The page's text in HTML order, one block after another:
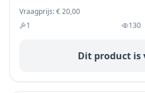
Vraagprijs:€ 20,00
1
130
Dit product is